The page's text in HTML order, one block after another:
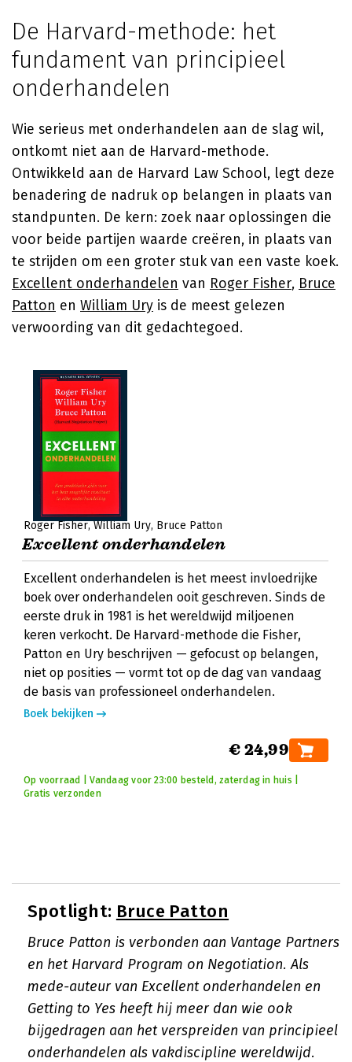
De Harvard-methode: het
fundament van principieel
onderhandelen
Wie serieus met onderhandelen aan de slag wil,
ontkomt niet aan de Harvard-methode.
Ontwikkeld aan de Harvard Law School, legt deze
benadering de nadruk op belangen in plaats van
standpunten. De kern: zoek naar oplossingen die
voor beide partijen waarde creëren, in plaats van
te strijden om een groter stuk van een vaste koek.
Excellent onderhandelen van Roger Fisher, Bruce
Patton en William Ury is de meest gelezen
verwoording van dit gedachtegoed.
Roger Fisher William Ury Bruce Patton
Excellent onderhandelen
Excellent onderhandelen is het meest invloedrijke
boek over onderhandelen ooit geschreven. Sinds de
eerste druk in 1981 is het wereldwijd miljoenen
keren verkocht. De Harvard-methode die Fisher,
Patton en Ury beschrijven — gefocust op belangen,
niet op posities — vormt tot op de dag van vandaag
de basis van professioneel onderhandelen.
Boek bekijken
€ 24,99
Op voorraad | Vandaag voor 23:00 besteld, zaterdag in huis |
Gratis verzonden
Spotlight: Bruce Patton
Bruce Patton is verbonden aan Vantage Partners
en het Harvard Program on Negotiation. Als
mede-auteur van Excellent onderhandelen en
Getting to Yes heeft hij meer dan wie ook
bijgedragen aan het verspreiden van principieel
onderhandelen als vakdiscipline wereldwijd.